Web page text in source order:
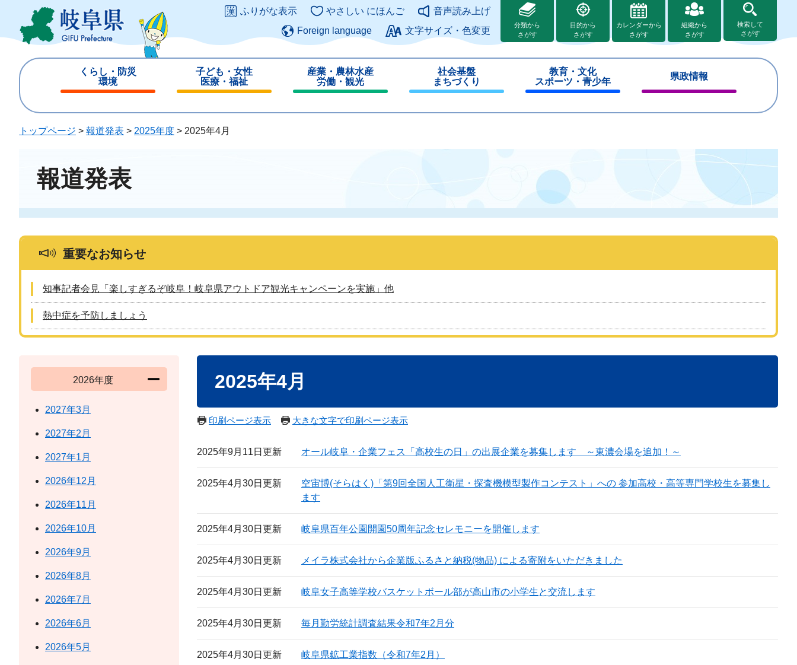
ジ
ュ
このページの本文へ
ふりがな表示 やさしい にほんご
音声読み上げ
Foreign language
文字サイズ・色変更
分類から
さがす
目的から
さがす
カレンダーから
さがす
組織から
さがす
検索して
さがす
くらし・防災
環境
じ
子ども・女性
医療・福祉
じ
る
産業・農林水産
労働・観光
じ
社会基盤
まちづくり
じ
教育・文化
スポーツ・青少年
じ
県政情報
じ
トップページ > 報道発表 > 2025年度 > 2025年4月
報道発表
重要なお知らせ
知事記者会見「楽しすぎるぞ岐阜！岐阜県アウトドア観光キャンペーンを実施」他
熱中症を予防しましょう
2025年4月
印刷ページ表示 大きな文字で印刷ページ表示
2025年9月11日更新 オール岐阜・企業フェス「高校生の日」の出展企業を募集します ～東濃会場を追加！～
2025年4月30日更新
空宙博(そらはく)「第9回全国人工衛星・探査機模型製作コンテスト」への 参加高校・高等専門学校生を募集し
ます
2025年4月30日更新 岐阜県百年公園開園50周年記念セレモニーを開催します
2025年4月30日更新 メイラ株式会社から企業版ふるさと納税(物品) による寄附をいただきました
2025年4月30日更新 岐阜女子高等学校バスケットボール部が高山市の小学生と交流します
2025年4月30日更新 毎月勤労統計調査結果令和7年2月分
2025年4月30日更新 岐阜県鉱工業指数（令和7年2月）
2026年度
2027年3月
2027年2月
2027年1月
2026年12月
2026年11月
2026年10月
2026年9月
2026年8月
2026年7月
2026年6月
2026年5月